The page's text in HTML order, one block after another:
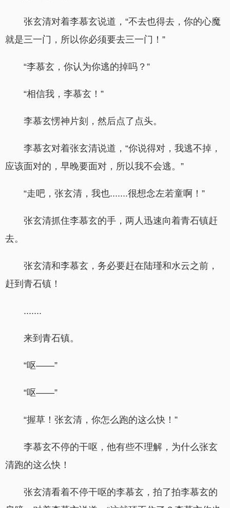
张玄清对着李慕玄说道，“不去也得去，你的心魔
就是三一门，所以你必须要去三一门！”
“李慕玄，你认为你逃的掉吗？”
“相信我，李慕玄！”
李慕玄愣神片刻，然后点了点头。
李慕玄对着张玄清说道，“你说得对，我逃不掉，
应该面对的，早晚要面对，所以我不会逃。”
“走吧，张玄清，我也.......很想念左若童啊！”
张玄清抓住李慕玄的手，两人迅速向着青石镇赶
去。
张玄清和李慕玄，务必要赶在陆瑾和水云之前，
赶到青石镇！
.......
来到青石镇。
“呕——”
“呕——”
“握草！张玄清，你怎么跑的这么快！”
李慕玄不停的干呕，他有些不理解，为什么张玄
清跑的这么快！
张玄清看着不停干呕的李慕玄，拍了拍李慕玄的